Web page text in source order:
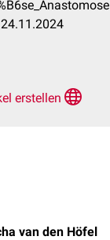
erstellen
van den Höfel